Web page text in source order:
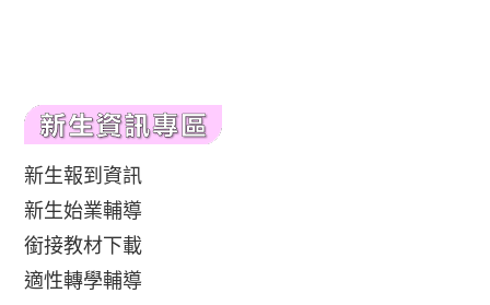
新生報到資訊
新生始業輔導
銜接教材下載
適性轉學輔導